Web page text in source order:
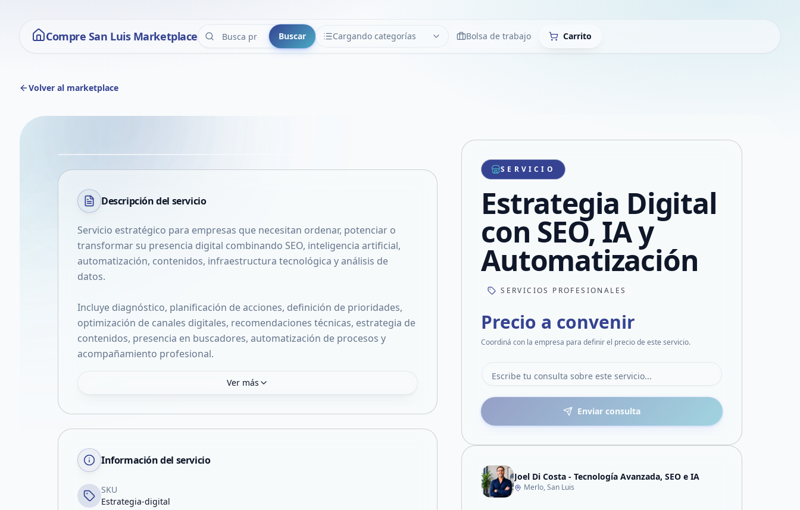
Compre San Luis Marketplace Buscar Cargando categorías
CATEGORÍAS LimpiarBolsa de trabajo Carrito
Volver al marketplace
VER EN PANTALLA COMPLETA
Compartir producto
Compartir por WhatsApp
Compartir por mail
Compartir en Facebook
Compartir en X
Descripción del servicio
Servicio estratégico para empresas que necesitan ordenar, potenciar o
transformar su presencia digital combinando SEO, inteligencia artificial,
automatización, contenidos, infraestructura tecnológica y análisis de
datos.
Incluye diagnóstico, planificación de acciones, definición de prioridades,
optimización de canales digitales, recomendaciones técnicas, estrategia de
contenidos, presencia en buscadores, automatización de procesos y
acompañamiento profesional.
Ver más
Información del servicio
SKU
Estrategia-digital
SERVICIO
Estrategia Digital
con SEO, IA y
Automatización
SERVICIOS PROFESIONALES
Precio a convenir
Coordiná con la empresa para definir el precio de este servicio.
Enviar consulta
Joel Di Costa - Tecnología Avanzada, SEO e IA
Merlo, San Luis